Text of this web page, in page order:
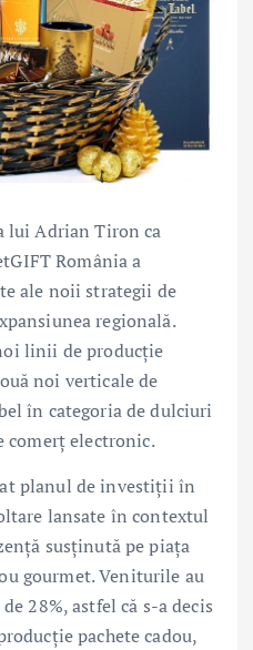
lui Adrian Tiron ca
România a
ale noii strategii de
regională.
linii de producție
noi verticale de
în categoria de dulciuri
comerț electronic.
planul de investiții în
lansate în contextul
susținută pe piața
gourmet. Veniturile au
28%, astfel că s-a decis
pachete cadou,